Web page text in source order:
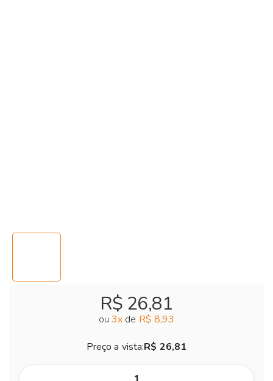
R$ 26,81
ou 3x de R$ 8,93
Preço a vista:R$ 26,81